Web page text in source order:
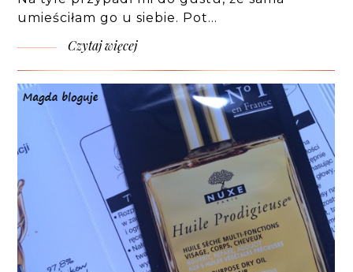
umieściłam go u siebie. Pot…
Czytaj więcej